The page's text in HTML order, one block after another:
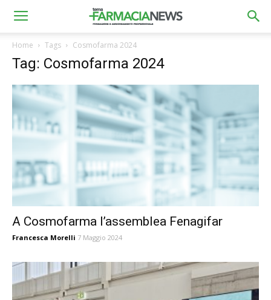
Home Tags Cosmofarma 2024
Tag: Cosmofarma 2024
A Cosmofarma l’assemblea Fenagifar
Francesca Morelli 7 Maggio 2024